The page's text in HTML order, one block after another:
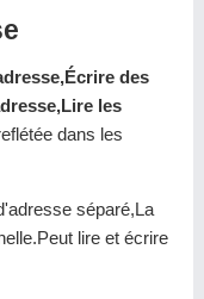
des
les
dans les
séparé,La
lire et écrire